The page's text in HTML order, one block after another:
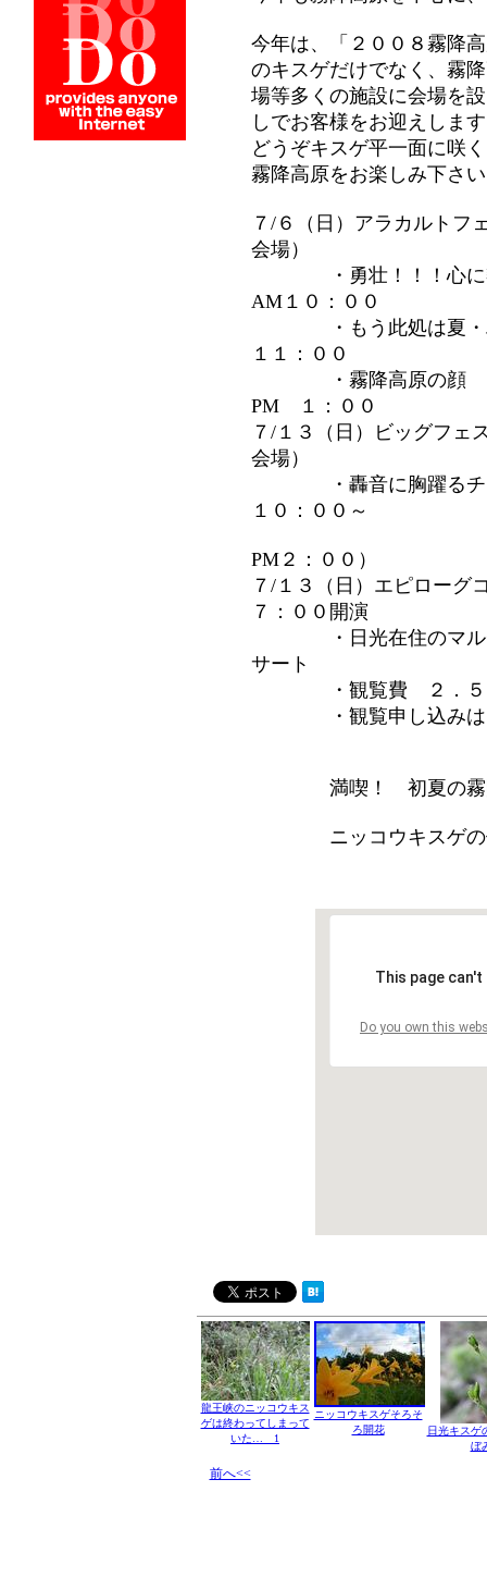
今年は、「２００８霧降
のキスゲだけでなく、霧
場等多くの施設に会場を
しでお客様をお迎えしま
どうぞキスゲ平一面に咲
霧降高原をお楽しみ下さ
７/６（日）アラカルトフ
会場）
・勇壮！！！心に
AM１０：００
・もう此処は夏・
１１：００
・霧降高原の顔
PM １：００
７/１３（日）ビッグフ
会場）
・轟音に胸躍るチ
１０：００～
PM２：００）
７/１３（日）エピロー
７：００開演
・日光在住のマルチ
サート
・観覧費 ２．５０
・観覧申し込みは「
満喫！ 初夏の霧降
ニッコウキスゲの他
This page
Do you own this
龍王峡のニッコウキス
ゲは終わってしまって
いた… 1
ニッコウキスゲそろそ
ろ開花
日光キスゲ
ぼ
前へ<<